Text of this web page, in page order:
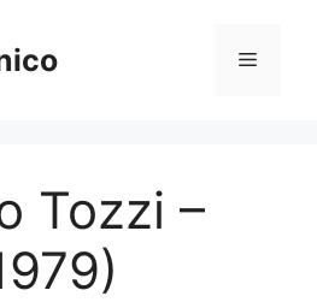
Menú
Tozzi –